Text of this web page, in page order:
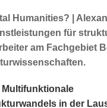
Humanities? |
für
am Fachgebiet
in der